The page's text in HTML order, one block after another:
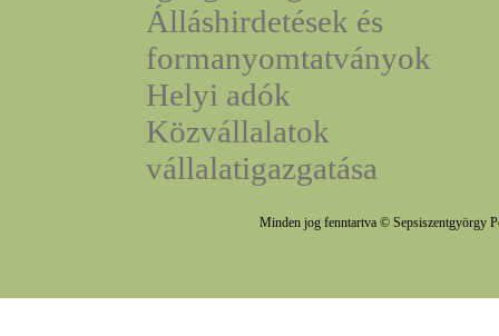
Álláshirdetések és
formanyomtatványok
Helyi adók
Közvállalatok
vállalatigazgatása
Minden jog fenntartva © Sepsiszentgyörgy